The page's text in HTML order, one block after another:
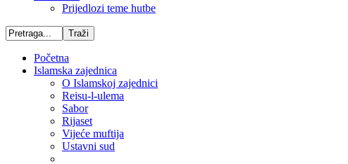
Prijedlozi teme hutbe
Početna
Islamska zajednica
O Islamskoj zajednici
Reisu-l-ulema
Sabor
Rijaset
Vijeće muftija
Ustavni sud